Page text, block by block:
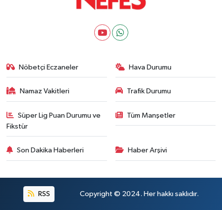
Nöbetçi Eczaneler Hava Durumu
Namaz Vakitleri Trafik Durumu
Süper Lig Puan Durumu ve
Fikstür
Tüm Manşetler
Son Dakika Haberleri Haber Arşivi
RSS Copyright © 2024. Her hakkı saklıdır.